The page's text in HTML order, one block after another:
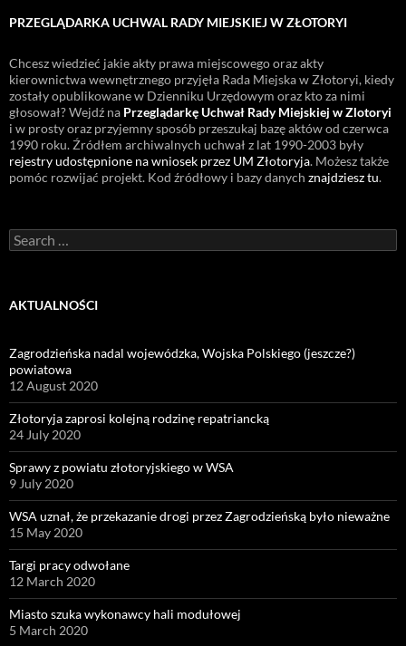
PRZEGLĄDARKA UCHWAL RADY MIEJSKIEJ W ZŁOTORYI
Chcesz wiedzieć jakie akty prawa miejscowego oraz akty
kierownictwa wewnętrznego przyjęła Rada Miejska w Złotoryi, kiedy
zostały opublikowane w Dzienniku Urzędowym oraz kto za nimi
głosował? Wejdź na Przeglądarkę Uchwał Rady Miejskiej w Zlotoryi
i w prosty oraz przyjemny sposób przeszukaj bazę aktów od czerwca
1990 roku. Źródłem archiwalnych uchwał z lat 1990-2003 były
rejestry udostępnione na wniosek przez UM Złotoryja. Możesz także
pomóc rozwijać projekt. Kod źródłowy i bazy danych znajdziesz tu.
Search
for:
AKTUALNOŚCI
Zagrodzieńska nadal wojewódzka, Wojska Polskiego (jeszcze?)
powiatowa
12 August 2020
Złotoryja zaprosi kolejną rodzinę repatriancką
24 July 2020
Sprawy z powiatu złotoryjskiego w WSA
9 July 2020
WSA uznał, że przekazanie drogi przez Zagrodzieńską było nieważne
15 May 2020
Targi pracy odwołane
12 March 2020
Miasto szuka wykonawcy hali modułowej
5 March 2020